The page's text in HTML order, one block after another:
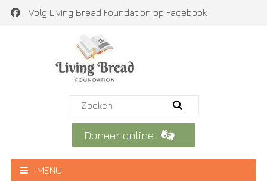
Volg Living Bread Foundation op Facebook
Doneer online
MENU